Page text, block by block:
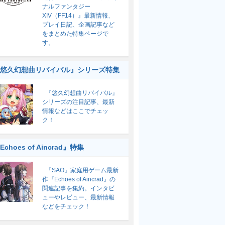
ナルファンタジー
XIV（FF14）』最新情報、
プレイ日記、企画記事など
をまとめた特集ページで
す。
久幻想曲リバイバル』シリーズ特集
『悠久幻想曲リバイバル』
シリーズの注目記事、最新
情報などはここでチェッ
ク！
of Aincrad』特集
『SAO』家庭用ゲーム最新
作『Echoes of Aincrad』の
関連記事を集約。インタビ
ューやレビュー、最新情報
などをチェック！